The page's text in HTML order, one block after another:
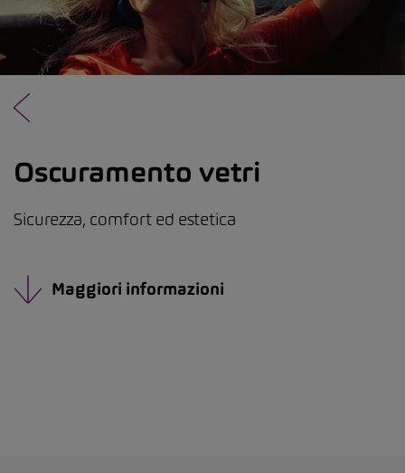
Oscuramento vetri
Sicurezza, comfort ed estetica
Maggiori informazioni